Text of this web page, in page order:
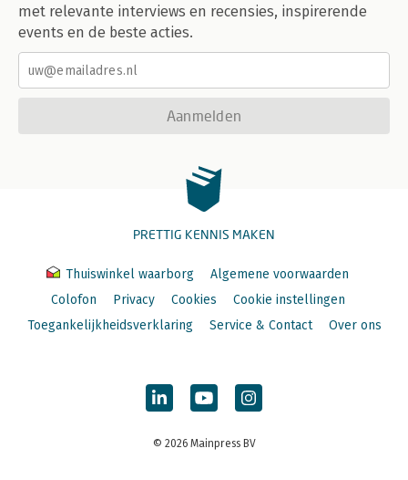
met relevante interviews en recensies, inspirerende
events en de beste acties.
Aanmelden
PRETTIG KENNIS MAKEN
Thuiswinkel waarborg
Algemene voorwaarden
Colofon
Privacy Cookies
Cookie instellingen
Toegankelijkheidsverklaring
Service & Contact Over ons
© 2026 Mainpress BV